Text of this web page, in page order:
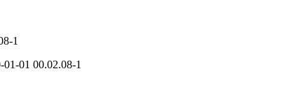
1
01-01 00.02.08-1